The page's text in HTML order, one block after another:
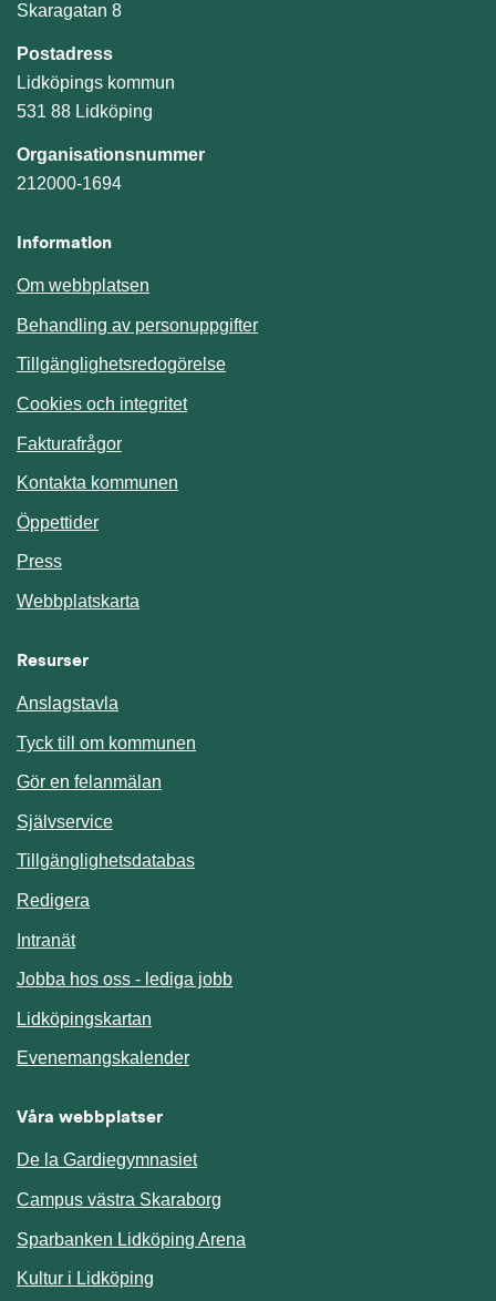
Skaragatan 8
Postadress
Lidköpings kommun
531 88 Lidköping
Organisationsnummer
212000-1694
Information
Om webbplatsen
Behandling av personuppgifter
Tillgänglighetsredogörelse
Cookies och integritet
Fakturafrågor
Kontakta kommunen
Öppettider
Press
Webbplatskarta
Resurser
Anslagstavla
Tyck till om kommunen
Gör en felanmälan
SjälvserviceLänk till annan webbplats.
TillgänglighetsdatabasLänk till annan webbplats.
Redigera
IntranätLänk till annan webbplats.
Jobba hos oss - lediga jobb
Lidköpingskartan
EvenemangskalenderLänk till annan webbplats.
Våra webbplatser
De la Gardiegymnasiet
Campus västra Skaraborg
Sparbanken Lidköping Arena
Kultur i Lidköping